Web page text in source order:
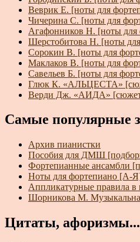
Веврик Е. [ноты для
Чичерина С. [ноты для
Агафонников Н. [ноты для
Шерстобитова Н. [ноты
Сорокин В. [ноты для
Маклаков В. [ноты для
Савельев Б. [ноты для
Глюк К. «АЛЬЦЕСТА»
Верди Дж. «АИДА»
Самые популярные
Архив пианистки
Пособия для ДМШ
Фортепианные ансамбли
Ноты для фортепиано [А-
Аппликатурные правила в
Шорникова М.
Цитаты, афоризмы...